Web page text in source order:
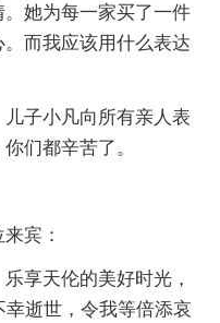
她为每一家买了一件
而我应该用什么表达
子小凡向所有亲人表
们都辛苦了。
宾：
享天伦的美好时光，
逝世，令我等倍添哀